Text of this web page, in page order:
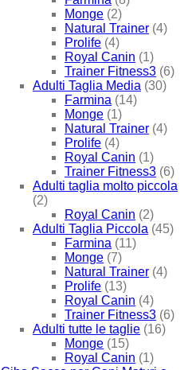
Monge (2)
Natural Trainer (4)
Prolife (4)
Royal Canin (1)
Trainer Fitness3 (6)
Adulti Taglia Media (30)
Farmina (14)
Monge (1)
Natural Trainer (4)
Prolife (4)
Royal Canin (1)
Trainer Fitness3 (6)
Adulti taglia molto piccola
(2)
Royal Canin (2)
Adulti Taglia Piccola (45)
Farmina (11)
Monge (7)
Natural Trainer (4)
Prolife (13)
Royal Canin (4)
Trainer Fitness3 (6)
Adulti tutte le taglie (16)
Monge (15)
Royal Canin (1)